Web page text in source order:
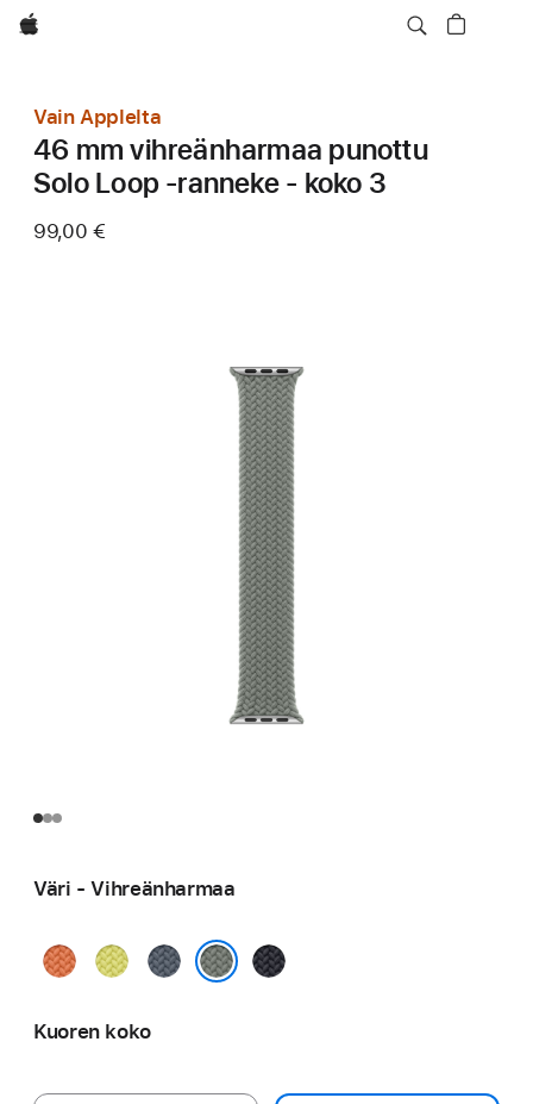
Apple
Vain Applelta
46 mm vihreänharmaa punottu
Solo Loop ‑ranneke - koko 3
99,00 €
Väri - Vihreänharmaa
KurkumaNeonkeltainen
Ankkurinsininen
Keskiyö
Kuoren koko